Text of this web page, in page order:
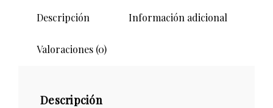
Descripción Información adicional
Valoraciones (0)
Descripción